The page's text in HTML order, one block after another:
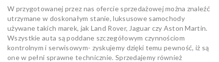
W przygotowanej przez nas ofercie sprzedażowej można znaleźć
utrzymane w doskonałym stanie, luksusowe samochody
używane takich marek, jak Land Rover, Jaguar czy Aston Martin.
Wszystkie auta są poddane szczegółowym czynnościom
kontrolnym i serwisowym- zyskujemy dzięki temu pewność, iż są
one w pełni sprawne technicznie. Sprzedajemy również